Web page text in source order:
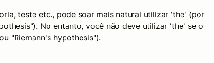
teste etc., pode soar mais natural utilizar 'the' (por
No entanto, você não deve utilizar 'the' se o
"Riemann's hypothesis").